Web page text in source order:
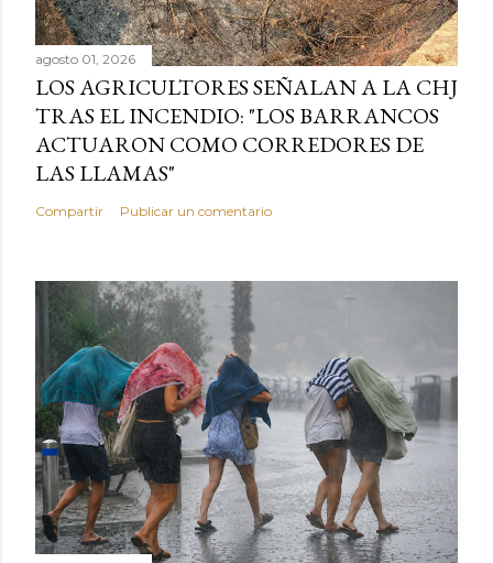
agosto 01, 2026
LOS AGRICULTORES SEÑALAN A LA CHJ
TRAS EL INCENDIO: "LOS BARRANCOS
ACTUARON COMO CORREDORES DE
LAS LLAMAS"
Compartir Publicar un comentario